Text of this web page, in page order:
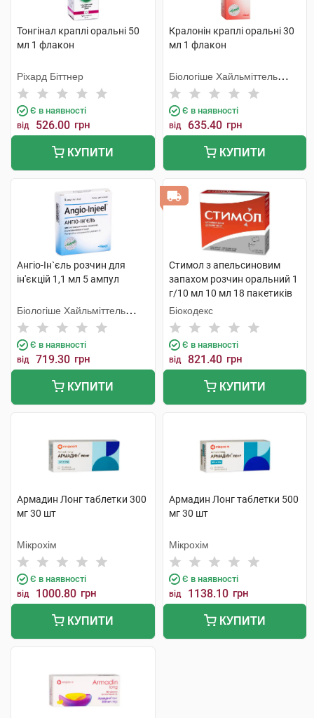
Тонгінал краплі оральні 50
мл 1 флакон
Ріхард Біттнер
Є в наявності
від 526.00 грн
КУПИТИ
Кралонін краплі оральні 30
мл 1 флакон
Біологіше Хайльміттель
Хеель
Є в наявності
від 635.40 грн
КУПИТИ
Ангіо-Ін`єль розчин для
ін'єкцій 1,1 мл 5 ампул
Біологіше Хайльміттель
Хеель
Є в наявності
від 719.30 грн
КУПИТИ
Стимол з апельсиновим
запахом розчин оральний 1
г/10 мл 10 мл 18 пакетиків
Біокодекс
Є в наявності
від 821.40 грн
КУПИТИ
Армадин Лонг таблетки 300
мг 30 шт
Мікрохім
Є в наявності
від 1000.80 грн
КУПИТИ
Армадин Лонг таблетки 500
мг 30 шт
Мікрохім
Є в наявності
від 1138.10 грн
КУПИТИ